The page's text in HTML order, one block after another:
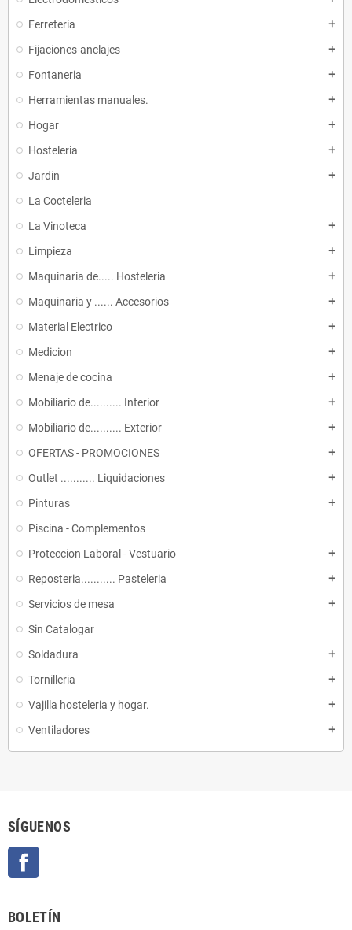
Ferreteria add
Fijaciones-anclajes add
Fontaneria add
Herramientas manuales. add
Hogar add
Hosteleria add
Jardin add
La Cocteleria
La Vinoteca
add
Limpieza add
Maquinaria de..... Hosteleria add
Maquinaria y ...... Accesorios add
Material Electrico add
Medicion add
Menaje de cocina add
Mobiliario de.......... Interior add
Mobiliario de.......... Exterior add
OFERTAS - PROMOCIONES add
Outlet ........... Liquidaciones add
Pinturas add
Piscina - Complementos
Proteccion Laboral - Vestuario
add
Reposteria........... Pasteleria add
Servicios de mesa add
Sin Catalogar
Soldadura
add
Tornilleria add
Vajilla hosteleria y hogar. add
Ventiladores add
SÍGUENOS
BOLETÍN